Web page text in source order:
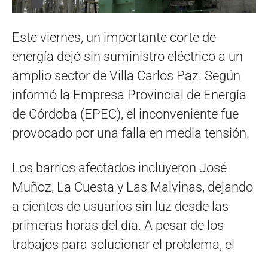
Este viernes, un importante corte de
energía dejó sin suministro eléctrico a un
amplio sector de Villa Carlos Paz. Según
informó la Empresa Provincial de Energía
de Córdoba (EPEC), el inconveniente fue
provocado por una falla en media tensión.
Los barrios afectados incluyeron José
Muñoz, La Cuesta y Las Malvinas, dejando
a cientos de usuarios sin luz desde las
primeras horas del día. A pesar de los
trabajos para solucionar el problema, el